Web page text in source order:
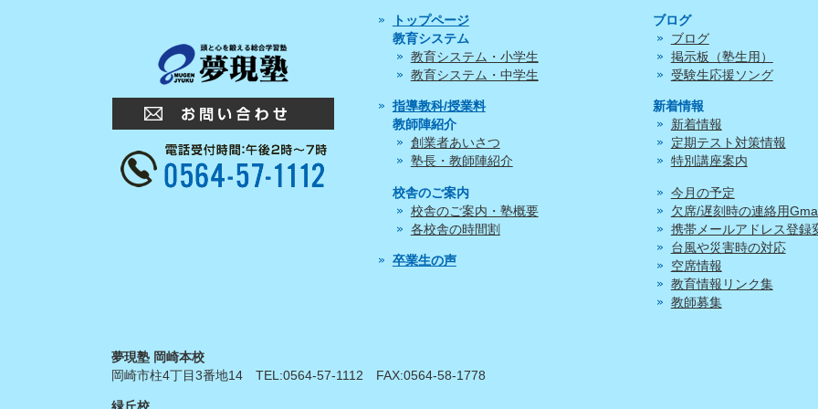
トップページ
教育システム
教育システム・小学生
教育システム・中学生
指導教科/授業料
教師陣紹介
創業者あいさつ
塾長・教師陣紹介
校舎のご案内
校舎のご案内・塾概要
各校舎の時間割
卒業生の声
ブログ
ブログ
掲示板（塾生用）
受験生応援ソング
新着情報
新着情報
定期テスト対策情報
特別講座案内
今月の予定
欠席/遅刻時の連絡用
携帯メールアドレス登録
台風や災害時の対応
空席情報
教育情報リンク集
教師募集
夢現塾 岡崎本校
岡崎市柱4丁目3番地14 TEL:0564-57-1112 FAX:0564-58-1778
緑丘校